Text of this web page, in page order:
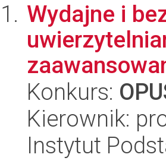
Wydajne i
Konkurs:
Kierownik:
Instytut